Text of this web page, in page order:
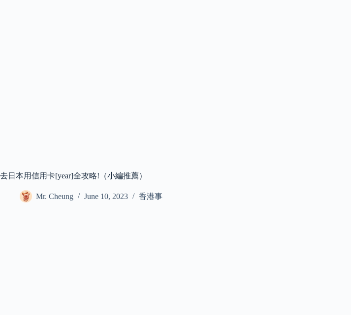
去日本用信用卡[year]全攻略!（小編推薦）
Mr. Cheung June 10, 2023 香港事